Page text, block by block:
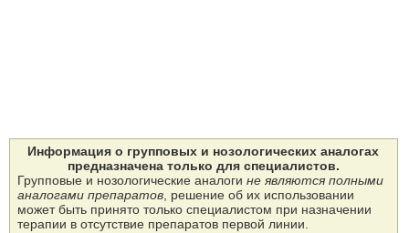
Информация о групповых и нозологических аналогах
предназначена только для специалистов.
Групповые и нозологические аналоги не являются полными
аналогами препаратов, решение об их использовании
может быть принято только специалистом при назначении
терапии в отсутствие препаратов первой линии.